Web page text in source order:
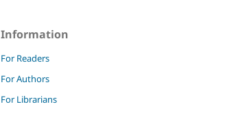
Information
For Readers
For Authors
For Librarians